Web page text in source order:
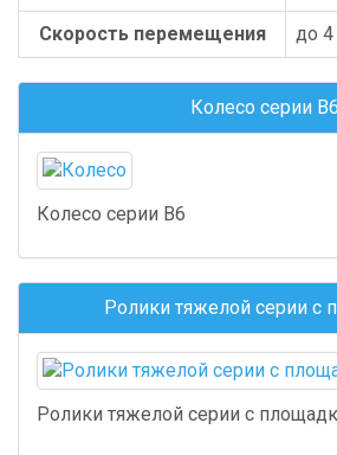
Скорость перемещения до
Колесо серии B6
Колесо серии B6
Ролики тяжелой серии с
Ролики тяжелой серии с